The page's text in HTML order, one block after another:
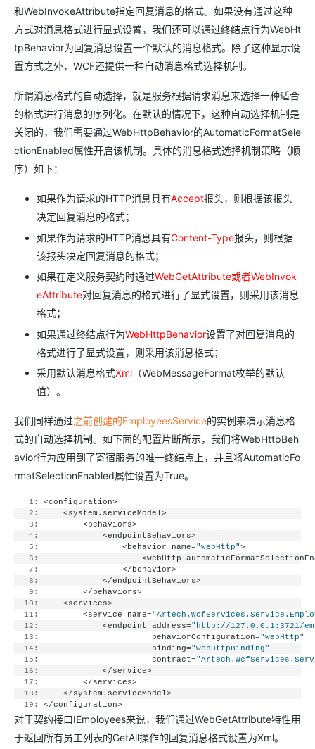
和WebInvokeAttribute指定回复消息的格式。如果没有通过这种
方式对消息格式进行显式设置，我们还可以通过终结点行为WebHt
tpBehavior为回复消息设置一个默认的消息格式。除了这种显示设
置方式之外，WCF还提供一种自动消息格式选择机制。
所谓消息格式的自动选择，就是服务根据请求消息来选择一种适合
的格式进行消息的序列化。在默认的情况下，这种自动选择机制是
关闭的，我们需要通过WebHttpBehavior的AutomaticFormatSele
ctionEnabled属性开启该机制。具体的消息格式选择机制策略（顺
序）如下：
如果作为请求的HTTP消息具有Accept报头，则根据该报头
决定回复消息的格式；
如果作为请求的HTTP消息具有Content-Type报头，则根据
该报头决定回复消息的格式；
如果在定义服务契约时通过WebGetAttribute或者WebInvok
eAttribute对回复消息的格式进行了显式设置，则采用该消息
格式；
如果通过终结点行为WebHttpBehavior设置了对回复消息的
格式进行了显式设置，则采用该消息格式；
采用默认消息格式Xml （WebMessageFormat枚举的默认
值）。
我们同样通过之前创建的EmployeesService的实例来演示消息格
式的自动选择机制。如下面的配置片断所示，我们将WebHttpBeh
avior行为应用到了寄宿服务的唯一终结点上，并且将AutomaticFo
rmatSelectionEnabled属性设置为True。
   1:
<configuration>
   2:
     <system.serviceModel>
   3:
         <behaviors>
   4:
             <endpointBehaviors>
   5:
                 <behavior name=
"webHttp">
   6:
<webHttp
   7:
                 </behavior>
   8:
             </endpointBehaviors>
   9:
         </behaviors>
  10:
     <services>
  11:
         <service name=
  12:
             <endpoint address=
"http://127.0.0.1:3721/
  13:
                       behaviorConfiguration=
"webHttp"
  14:
                       binding=
"webHttpBinding"
  15:
                       contract=
  16:
             </service>
  17:
         </services>
  18:
     </system.serviceModel>
  19:
</configuration>
对于契约接口IEmployees来说，我们通过WebGetAttribute特性用
于返回所有员工列表的GetAll操作的回复消息格式设置为Xml。